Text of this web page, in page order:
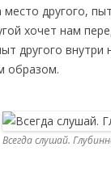
другого,
хочет нам
другого внутри
образом.
Всегда слушай.